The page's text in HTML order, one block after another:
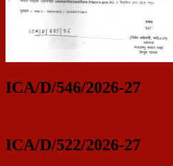
ICA/D/546/2026-27
ICA/D/522/2026-27